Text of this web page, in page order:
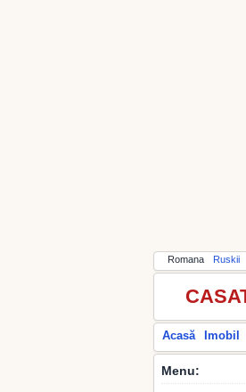
Romana Ruskii
Acasă Imobil
Menu: